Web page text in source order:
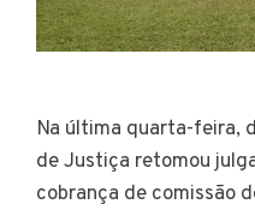
Na última quarta-feira,
de Justiça retomou
cobrança de comissão